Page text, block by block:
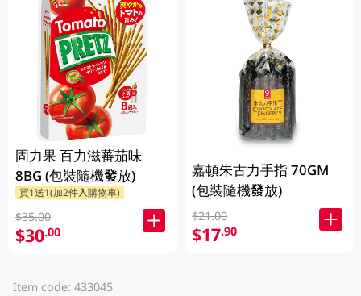
固力果 百力滋蕃茄味
8BG (包裝隨機發放)
買1送1(加2件入購物車)
$35.00
$30.00
嘉頓朱古力手指 70GM
(包裝隨機發放)
$21.00
$17.90
Item code: 433045